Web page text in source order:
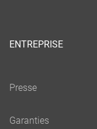
ENTREPRISE